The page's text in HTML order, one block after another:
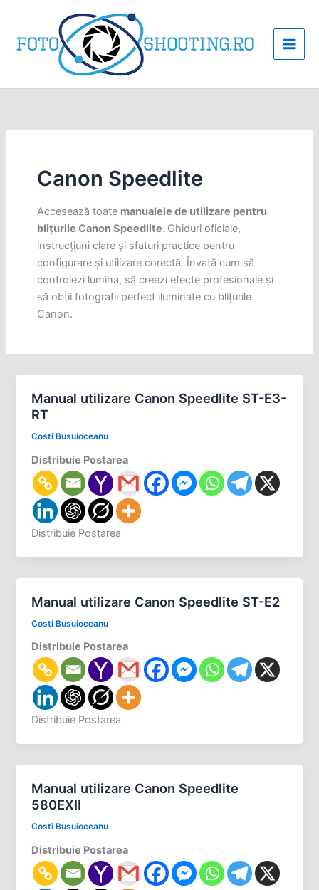
content
Canon Speedlite
Accesează toate manualele de utilizare pentru
blițurile Canon Speedlite. Ghiduri oficiale,
instrucțiuni clare și sfaturi practice pentru
configurare și utilizare corectă. Învață cum să
controlezi lumina, să creezi efecte profesionale și
să obții fotografii perfect iluminate cu blițurile
Canon.
Manual utilizare Canon Speedlite ST-E3-
RT
Costi Busuioceanu
Distribuie Postarea
Distribuie Postarea
Manual utilizare Canon Speedlite ST-E2
Costi Busuioceanu
Distribuie Postarea
Distribuie Postarea
Manual utilizare Canon Speedlite
580EXII
Costi Busuioceanu
Distribuie Postarea